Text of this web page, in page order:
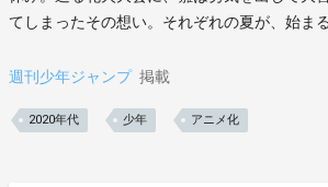
てしまったその想い。それぞれの夏が、始まる
週刊少年ジャンプ 掲載
2020年代 少年 アニメ化